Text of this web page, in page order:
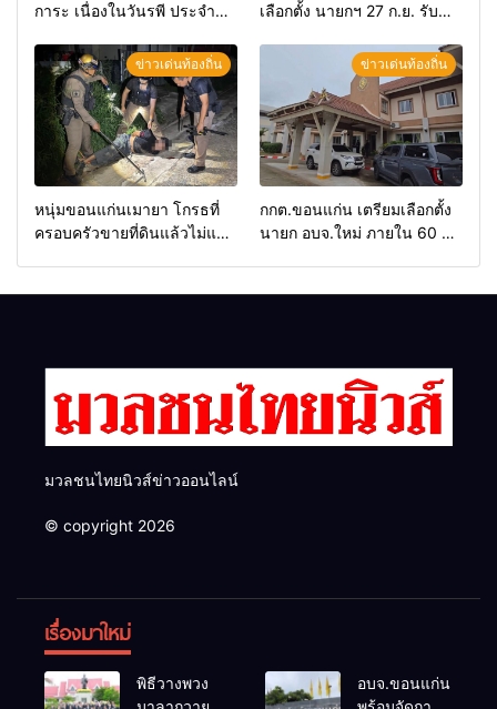
การะ เนื่องในวันรพี ประจำปี
วันรพี เพื่อเชื่อมความสัมพันธ์
อันดีของหน่วยงานใน
กระบวนการยุติธรรม
เลือกตั้ง นายกฯ 27 ก.ย. รับ
ลงสมัครรับการเลือกตั้งหาก
คุณสมบัติครบ มั่นใจคนใช้
สิทธิ์ทะลุ 70%
ข่าวเด่นท้องถิ่น
หนุ่มขอนแก่นเมายา โกรธที่
ครอบครัวขายที่ดินแล้วไม่แบ่ง
ข่าวเด่นท้องถิ่น
กกต.ขอนแก่น เตรียมเลือกตั้ง
นายก อบจ.ใหม่ ภายใน 60 วัน
มวลชนไทยนิวส์ข่าวออนไลน์
© copyright 2026
เรื่องมาใหม่
พิธีวางพวง
อบจ.ขอนแก่น